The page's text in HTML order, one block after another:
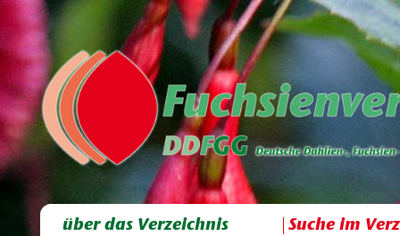
über das Verzeichnis Suche im